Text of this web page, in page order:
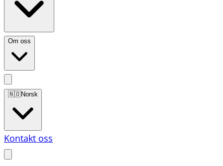
Om oss
🇳🇴Norsk
Kontakt oss